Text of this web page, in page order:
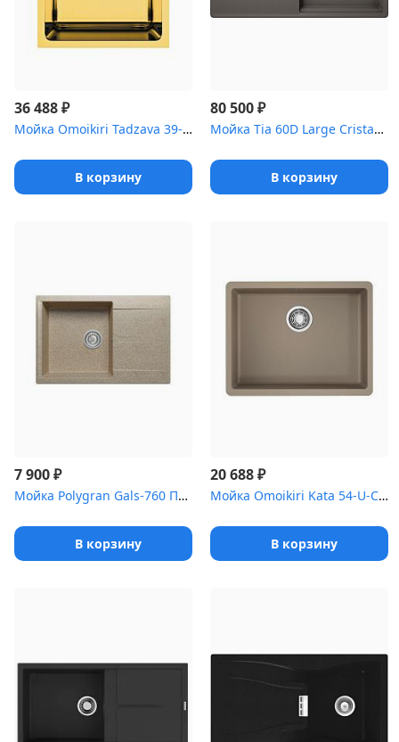
36 488₽
Мойка Omoikiri Tadzava 39-АB нерж.сталь/латунь
В корзину
80 500₽
Мойка Tia 60D Large Cristadur серебристый камень
В корзину
7 900₽
Мойка Polygran Gals-760 Песочный 302
В корзину
20 688₽
Мойка Omoikiri Kata 54-U-CA Artgranit/карамель
В корзину